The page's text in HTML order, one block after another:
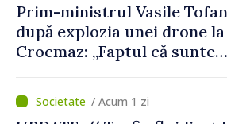
Prim-ministrul Vasile
după explozia unei drone la
Crocmaz: „Faptul că suntem
ne protejează”
/ Acum 1 zi